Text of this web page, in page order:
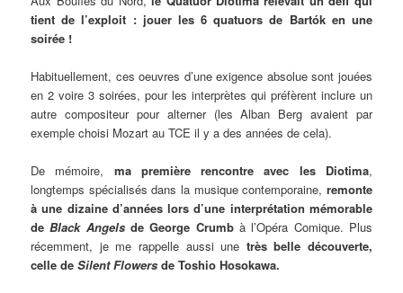
tient de l’exploit : jouer les 6 quatuors de Bartók en une
soirée !
Habituellement, ces oeuvres d’une exigence absolue sont jouées
en 2 voire 3 soirées, pour les interprètes qui préfèrent inclure un
autre compositeur pour alterner (les Alban Berg avaient par
exemple choisi Mozart au TCE il y a des années de cela).
De mémoire, ma première rencontre avec les Diotima,
longtemps spécialisés dans la musique contemporaine, remonte
à une dizaine d’années lors d’une interprétation mémorable
deBlack Angelsde George Crumbà l’Opéra Comique. Plus
récemment, je me rappelle aussi une très belle découverte,
celle deSilent Flowers de Toshio Hosokawa.